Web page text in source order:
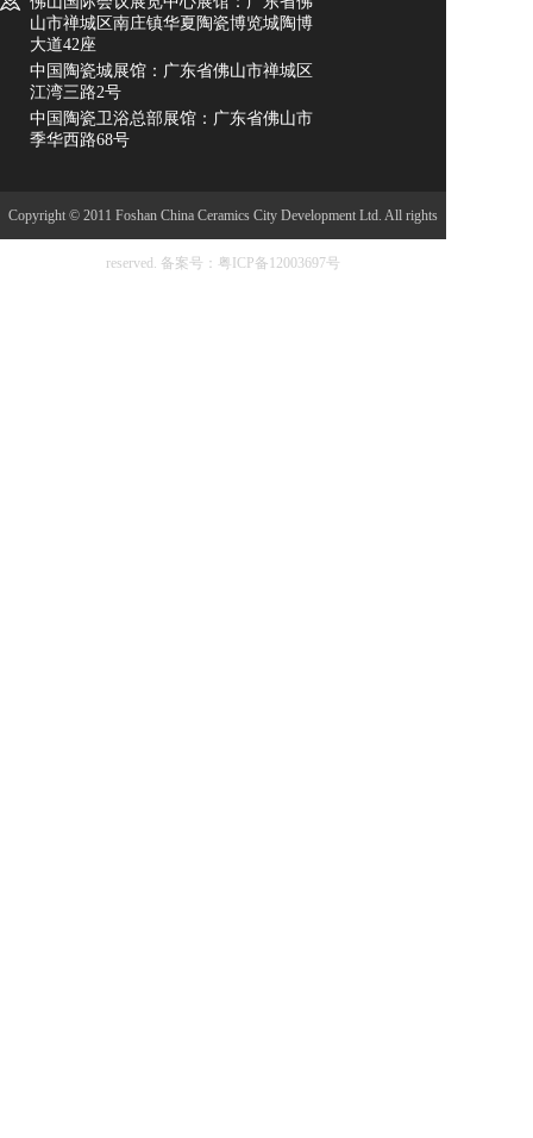
山市禅城区南庄镇华夏陶瓷博览城陶博
大道42座
中国陶瓷城展馆：广东省佛山市禅城区
江湾三路2号
中国陶瓷卫浴总部展馆：广东省佛山市
季华西路68号
Copyright © 2011 Foshan China Ceramics City Development Ltd. All rights
reserved. 备案号：粤ICP备12003697号